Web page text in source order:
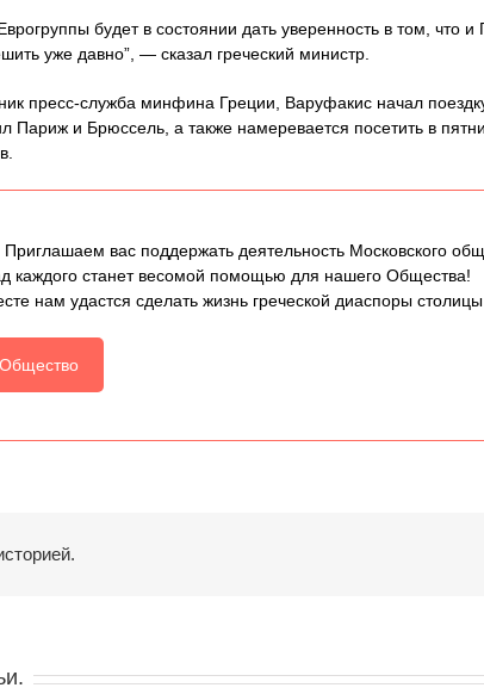
будет в состоянии дать уверенность в том, что и
уже давно”, — сказал греческий министр.
пресс-служба минфина Греции, Варуфакис начал
Париж и Брюссель, а также намеревается посетить в
Приглашаем вас поддержать деятельность Московского
каждого станет весомой помощью для нашего Общества!
нам удастся сделать жизнь греческой диаспоры